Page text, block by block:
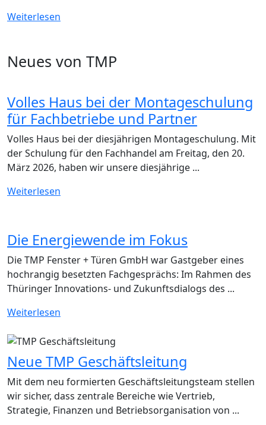
Weiterlesen
Neues von TMP
Volles Haus bei der Montageschulung
für Fachbetriebe und Partner
Volles Haus bei der diesjährigen Montageschulung. Mit
der Schulung für den Fachhandel am Freitag, den 20.
März 2026, haben wir unsere diesjährige ...
Weiterlesen
Die Energiewende im Fokus
Die TMP Fenster + Türen GmbH war Gastgeber eines
hochrangig besetzten Fachgesprächs: Im Rahmen des
Thüringer Innovations- und Zukunftsdialogs des ...
Weiterlesen
Neue TMP Geschäftsleitung
Mit dem neu formierten Geschäftsleitungsteam stellen
wir sicher, dass zentrale Bereiche wie Vertrieb,
Strategie, Finanzen und Betriebsorganisation von ...